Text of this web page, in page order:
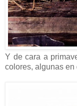
Y de cara a
colores, algunas en